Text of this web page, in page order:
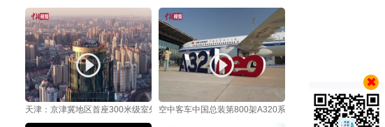
天津：京津冀地区首座300米级室外高空观景平台对外开放空中客车中国总装第800架A320系列飞机在天津交付